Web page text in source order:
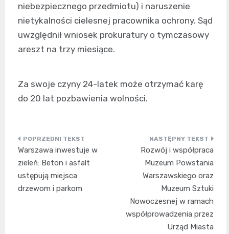
niebezpiecznego przedmiotu) i naruszenie
nietykalności cielesnej pracownika ochrony. Sąd
uwzględnił wniosek prokuratury o tymczasowy
areszt na trzy miesiące.
Za swoje czyny 24-latek może otrzymać karę
do 20 lat pozbawienia wolności.
Nawigacja
wpisu
Warszawa inwestuje w
zieleń: Beton i asfalt
ustępują miejsca
drzewom i parkom
Rozwój i współpraca
Muzeum Powstania
Warszawskiego oraz
Muzeum Sztuki
Nowoczesnej w ramach
współprowadzenia przez
Urząd Miasta